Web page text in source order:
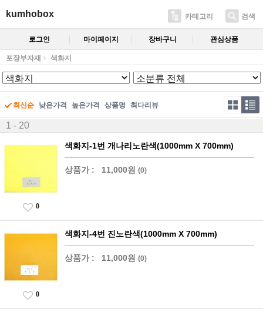
kumhobox 카테고리 검색
로그인 마이페이지 장바구니 관심상품
포장부자재 색화지
최신순 낮은가격 높은가격 상품명 최다리뷰
1 - 20
색화지-1번 개나리노란색(1000mm X 700mm)
상품가 : 11,000원 (0)
0
색화지-4번 진노란색(1000mm X 700mm)
상품가 : 11,000원 (0)
0